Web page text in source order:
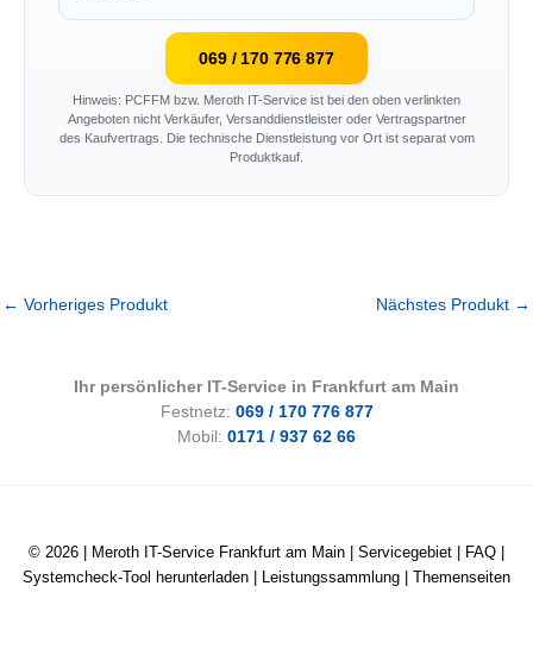
069 / 170 776 877
Hinweis: PCFFM bzw. Meroth IT-Service ist bei den oben verlinkten
Angeboten nicht Verkäufer, Versanddienstleister oder Vertragspartner
des Kaufvertrags. Die technische Dienstleistung vor Ort ist separat vom
Produktkauf.
← Vorheriges Produkt Nächstes Produkt →
Ihr persönlicher IT-Service in Frankfurt am Main
Festnetz: 069 / 170 776 877
Mobil: 0171 / 937 62 66
© 2026 | Meroth IT-Service Frankfurt am Main Servicegebiet FAQ
Systemcheck-Tool herunterladen
Leistungssammlung Themenseiten